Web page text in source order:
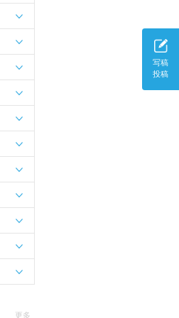
写稿
投稿
更多